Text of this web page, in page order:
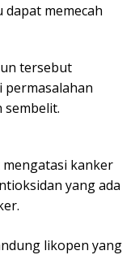
memecah
tersebut
sembelit.
kanker
yang ada
likopen yang